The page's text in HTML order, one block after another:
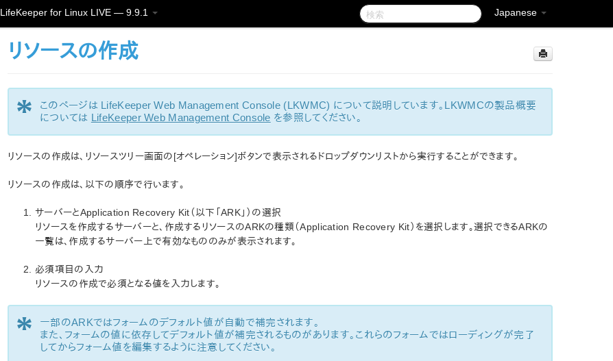
Japanese
LifeKeeper for Linux LIVE — 9.9.1
リソースの作成
*
このページは LifeKeeper Web Management Console (LKWMC) について説明しています。LKWMCの製品概要
については LifeKeeper Web Management Console を参照してください。
リソースの作成は、リソースツリー画面の[オペレーション]ボタンで表示されるドロップダウンリストから実行することができます。
リソースの作成は、以下の順序で行います。
サーバーとApplication Recovery Kit（以下「ARK」）の選択
リソースを作成するサーバーと、作成するリソースのARKの種類（Application Recovery Kit）を選択します。選択できるARKの
一覧は、作成するサーバー上で有効なもののみが表示されます。
必須項目の入力
リソースの作成で必須となる値を入力します。
*
一部のARKではフォームのデフォルト値が自動で補完されます。
また、フォームの値に依存してデフォルト値が補完されるものがあります。これらのフォームではローディングが完了
してからフォーム値を編集するように注意してください。